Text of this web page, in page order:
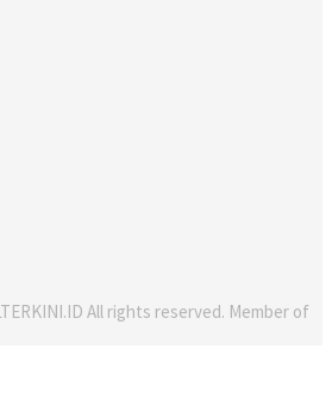
All rights reserved. Member of